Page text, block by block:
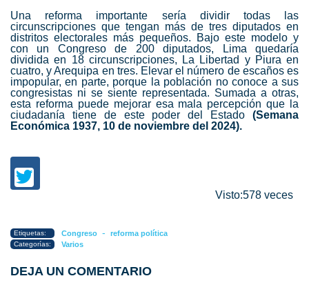
Una reforma importante sería dividir todas las
circunscripciones que tengan más de tres diputados en
distritos electorales más pequeños. Bajo este modelo y
con un Congreso de 200 diputados, Lima quedaría
dividida en 18 circunscripciones, La Libertad y Piura en
cuatro, y Arequipa en tres. Elevar el número de escaños es
impopular, en parte, porque la población no conoce a sus
congresistas ni se siente representada. Sumada a otras,
esta reforma puede mejorar esa mala percepción que la
ciudadanía tiene de este poder del Estado (Semana
Económica 1937, 10 de noviembre del 2024).
Visto:578 veces
Etiquetas: Congreso - reforma política
Categorías: Varios
DEJA UN COMENTARIO